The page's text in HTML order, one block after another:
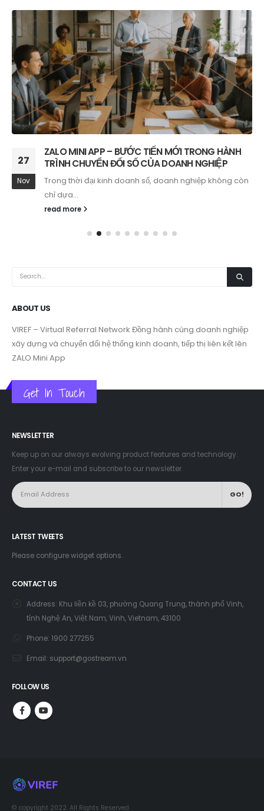
27
Nov
ZALO MINI APP – BƯỚC TIẾN MỚI TRONG HÀNH
TRÌNH CHUYỂN ĐỔI SỐ CỦA DOANH NGHIỆP
Trong thời đại kinh doanh số, doanh nghiệp không còn
chỉ dựa...
read more
ABOUT US
VIREF – Virtual Referral Network Đồng hành cùng doanh nghiệp
xây dựng và chuyển đổi hệ thống kinh doanh, tiếp thị liên kết lên
ZALO Mini App
Get In Touch
NEWSLETTER
Keep up on our always evolving product features and technology.
Enter your e-mail and subscribe to our newsletter.
LATEST TWEETS
Please configure widget options.
CONTACT US
Address: Khu liền kề 03, phường Quang Trung, thành phố Vinh,
tỉnh Nghệ An, Việt Nam, Vinh, Vietnam, 43100
Phone: 1900 277255
Email: support@gostream.vn
FOLLOW US
© copyright 2022. All Rights Reserved.